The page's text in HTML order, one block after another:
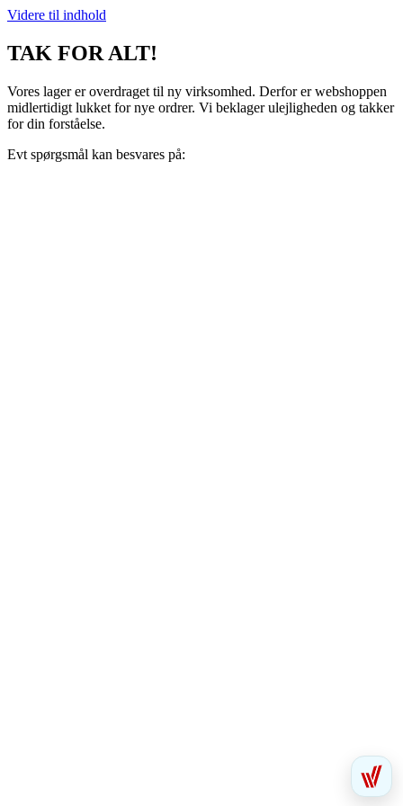
Videre til indhold
TAK FOR ALT!
Vores lager er overdraget til ny virksomhed. Derfor er webshoppen
midlertidigt lukket for nye ordrer. Vi beklager ulejligheden og takker
for din forståelse.
Evt spørgsmål kan besvares på: